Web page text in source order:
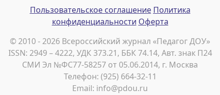
Пользовательское соглашение Политика
конфиденциальности Оферта
© 2010 - 2026 Всероссийский журнал «Педагог ДОУ»
ISSN: 2949 – 4222, УДК 373.21, ББК 74.14, Авт. знак П24
СМИ Эл №ФС77-58257 от 05.06.2014, г. Москва
Телефон: (925) 664-32-11
Email: info@pdou.ru